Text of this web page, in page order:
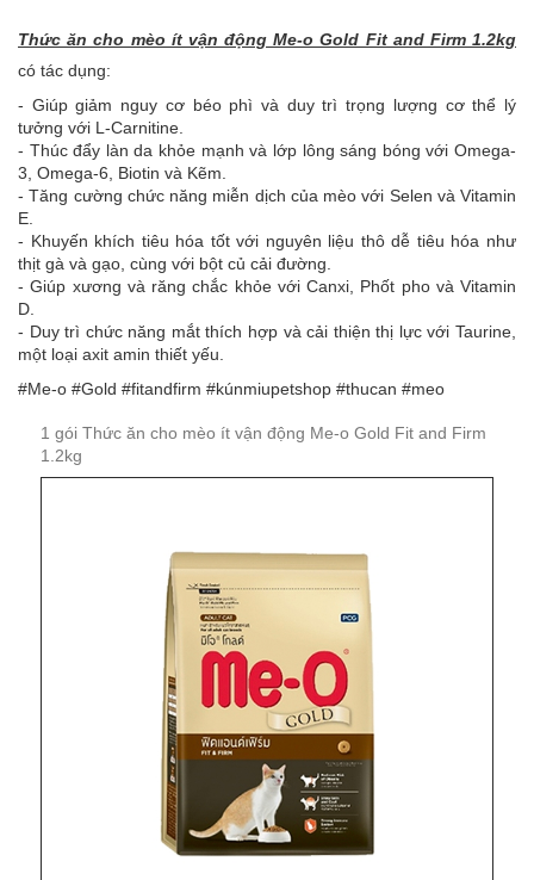
Thức ăn cho mèo ít vận động Me-o Gold Fit and Firm 1.2kg
có tác dụng:
- Giúp giảm nguy cơ béo phì và duy trì trọng lượng cơ thể lý
tưởng với L-Carnitine.
- Thúc đẩy làn da khỏe mạnh và lớp lông sáng bóng với Omega-
3, Omega-6, Biotin và Kẽm.
- Tăng cường chức năng miễn dịch của mèo với Selen và Vitamin
E.
- Khuyến khích tiêu hóa tốt với nguyên liệu thô dễ tiêu hóa như
thịt gà và gạo, cùng với bột củ cải đường.
- Giúp xương và răng chắc khỏe với Canxi, Phốt pho và Vitamin
D.
- Duy trì chức năng mắt thích hợp và cải thiện thị lực với Taurine,
một loại axit amin thiết yếu.
#Me-o #Gold #fitandfirm #kúnmiupetshop #thucan #meo
1 gói Thức ăn cho mèo ít vận động Me-o Gold Fit and Firm
1.2kg